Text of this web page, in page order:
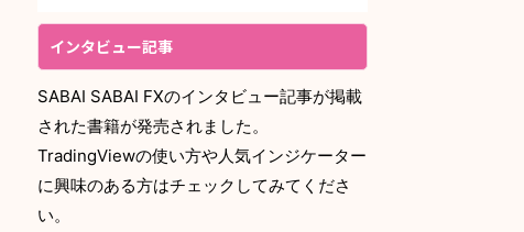
インタビュー記事
SABAI SABAI FXのインタビュー記事が掲載
された書籍が発売されました。
TradingViewの使い方や人気インジケーター
に興味のある方はチェックしてみてくださ
い。